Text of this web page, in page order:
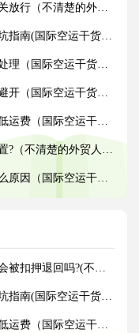
清楚的外贸人看过来）
际空运干货知识分享)
际空运干货知识分享）
际空运干货知识分享）
际空运干货知识分享）
清楚的外贸人看过来）
际空运干货知识分享）
?(不清楚的外贸人看过来)
际空运干货知识分享)
际空运干货知识分享）